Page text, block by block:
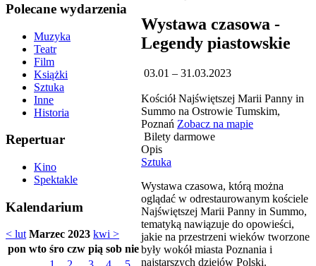
Polecane wydarzenia
Muzyka
Teatr
Film
Książki
Sztuka
Inne
Historia
Repertuar
Kino
Spektakle
Kalendarium
< lut Marzec 2023 kwi >
pon wto śro czw pią sob nie
Wystawa czasowa -
Legendy piastowskie
03.01 – 31.03.2023
Kościół Najświętszej Marii Panny in
Summo na Ostrowie Tumskim,
Poznań Zobacz na mapie
Bilety darmowe
Opis
Sztuka
Wystawa czasowa, którą można
oglądać w odrestaurowanym kościele
Najświętszej Marii Panny in Summo,
tematyką nawiązuje do opowieści,
jakie na przestrzeni wieków tworzone
były wokół miasta Poznania i
najstarszych dziejów Polski.